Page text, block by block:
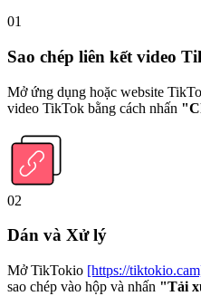
01
Sao chép liên kết video
Mở ứng dụng hoặc website
video TikTok bằng cách nhấn
02
Dán và Xử lý
Mở TikTokio [https://
sao chép vào hộp và nhấn "Tải